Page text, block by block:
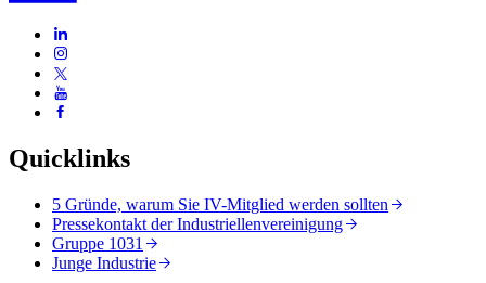
Quicklinks
5 Gründe, warum Sie IV-Mitglied werden sollten
Pressekontakt der Industriellenvereinigung
Gruppe 1031
Junge Industrie